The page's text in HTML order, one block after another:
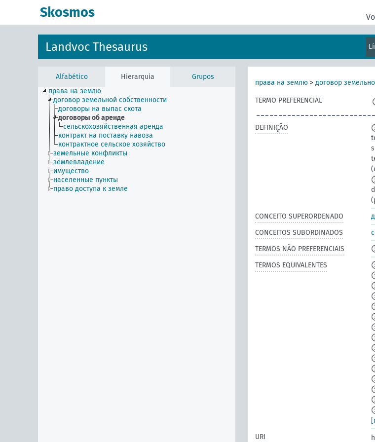
Skosmos
Landvoc Thesaurus
Alfabético Hierarquia
Grupos
права на землю
договор земельной собственности
договоры на выпас скота
договоры об аренде
сельскохозяйственная аренда
контракт на поставку навоза
контрактное сельское хозяйство
земельные конфликты
землевладение
имущество
населенные пункты
право доступа к земле
права на землю > договор
TERMO PREFERENCIAL
DEFINIÇÃO
CONCEITO SUPERORDENADO
CONCEITOS SUBORDINADOS
TERMOS NÃO PREFERENCIAIS
TERMOS EQUIVALENTES
URI